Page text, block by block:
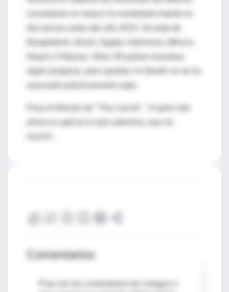
Bangladesh, Brasil, Egipto, Indonesia, México,
algún progreso, pero quedan 14 donde no se ha
ahora es aplicar lo que sabemos, que es
Comentarios
Para ver los comentarios de colegas o